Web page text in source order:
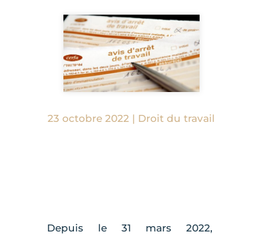
23 octobre 2022 | Droit du travail
Depuis le 31 mars 2022,